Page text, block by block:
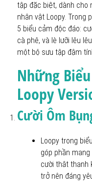
tập đặc biệt, dành cho
nhân vật Loopy. Trong
5 biểu cảm độc đáo:
cà phê, và lè lưỡi lêu
một bộ sưu tập đậm
Những
Loopy
Cười Ôm
Loopy trong
góp phần
cười thât thanh
trở nên đáng